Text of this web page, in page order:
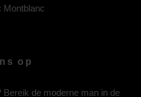
Montblanc
op
Bereik de moderne man in de